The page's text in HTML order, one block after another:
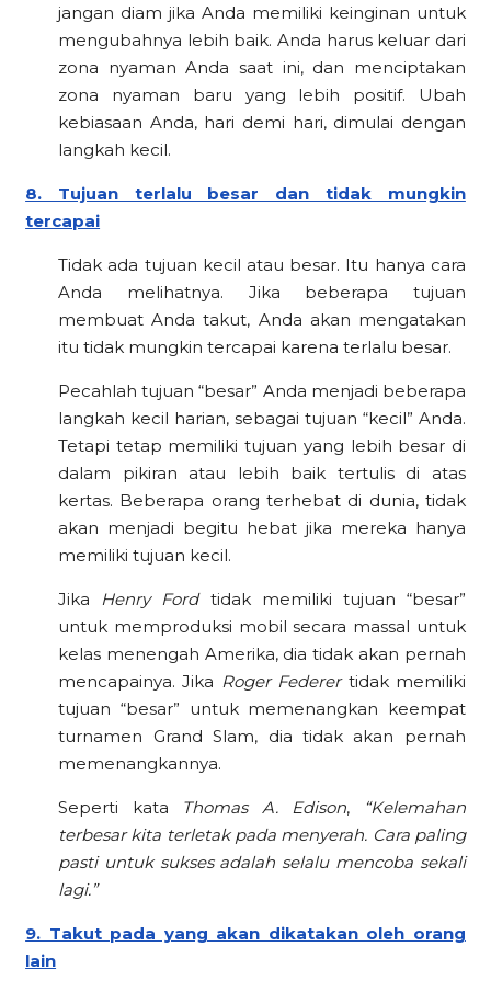
jangan diam jika Anda memiliki keinginan untuk
mengubahnya lebih baik. Anda harus keluar dari
zona nyaman Anda saat ini, dan menciptakan
zona nyaman baru yang lebih positif. Ubah
kebiasaan Anda, hari demi hari, dimulai dengan
langkah kecil.
8. Tujuan terlalu besar dan tidak mungkin
tercapai
Tidak ada tujuan kecil atau besar. Itu hanya cara
Anda melihatnya. Jika beberapa tujuan
membuat Anda takut, Anda akan mengatakan
itu tidak mungkin tercapai karena terlalu besar.
Pecahlah tujuan “besar” Anda menjadi beberapa
langkah kecil harian, sebagai tujuan “kecil” Anda.
Tetapi tetap memiliki tujuan yang lebih besar di
dalam pikiran atau lebih baik tertulis di atas
kertas. Beberapa orang terhebat di dunia, tidak
akan menjadi begitu hebat jika mereka hanya
memiliki tujuan kecil.
Jika Henry Fordtidak memiliki tujuan “besar”
untuk memproduksi mobil secara massal untuk
kelas menengah Amerika, dia tidak akan pernah
mencapainya. Jika Roger Federertidak memiliki
tujuan “besar” untuk memenangkan keempat
turnamen Grand Slam, dia tidak akan pernah
memenangkannya.
Seperti kata Thomas A. Edison,
“Kelemahan
terbesar kita terletak pada menyerah. Cara paling
pasti untuk sukses adalah selalu mencoba sekali
lagi.”
9. Takut pada yang akan dikatakan oleh orang
lain